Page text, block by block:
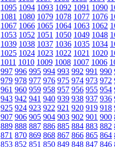
1095 1094 1093 1092 1091 1090
1081 1080 1079 1078 1077 1076
1067 1066 1065 1064 1063 1062
1053 1052 1051 1050 1049 1048
1039 1038 1037 1036 1035 1034
1025 1024 1023 1022 1021 1020
1011 1010 1009 1008 1007 1006
997 996 995 994 993 992 991 990
979 978 977 976 975 974 973 972
961 960 959 958 957 956 955 954
943 942 941 940 939 938 937 936
925 924 923 922 921 920 919 918
907 906 905 904 903 902 901 900
889 888 887 886 885 884 883 882
871 870 869 868 867 866 865 864
853 852 851 850 849 848 847 846